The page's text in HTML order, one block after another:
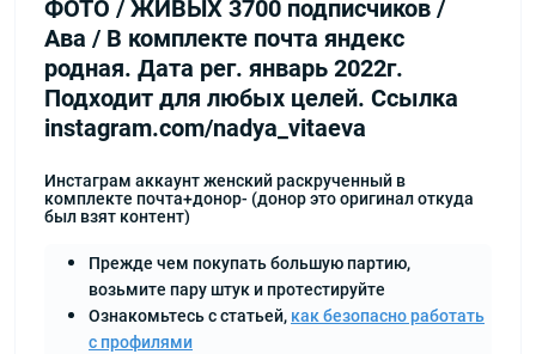
ФОТО / ЖИВЫХ 3700 подписчиков /
Ава / В комплекте почта яндекс
родная. Дата рег. январь 2022г.
Подходит для любых целей. Ссылка
instagram.com/nadya_vitaeva
Инстаграм аккаунт женский раскрученный в
комплекте почта+донор- (донор это оригинал откуда
был взят контент)
Прежде чем покупать большую партию,
возьмите пару штук и протестируйте
Ознакомьтесь с статьей, как безопасно работать
с профилями